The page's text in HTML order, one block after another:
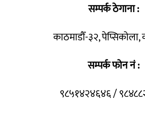
सम्पर्क ठेगाना :
काठमाडौँ-३२, पेप्सिकोला,
सम्पर्क फोन नं :
९८५१४२४६४६ /